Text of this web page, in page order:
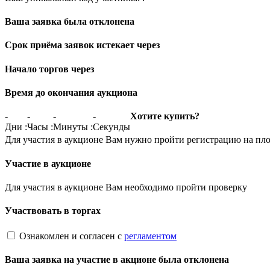
Ваша заявка была отклонена
Срок приёма заявок истекает через
Начало торгов через
Время до окончания аукциона
-
Дни :
-
Часы :
-
Минуты :
-
Секунды
Хотите купить?
Для участия в аукционе Вам нужно пройти регистрацию на
Участие в аукционе
Для участия в аукционе Вам необходимо пройти проверку
Участвовать в торгах
Ознакомлен и согласен с регламентом
Ваша заявка на участие в акционе была отклонена